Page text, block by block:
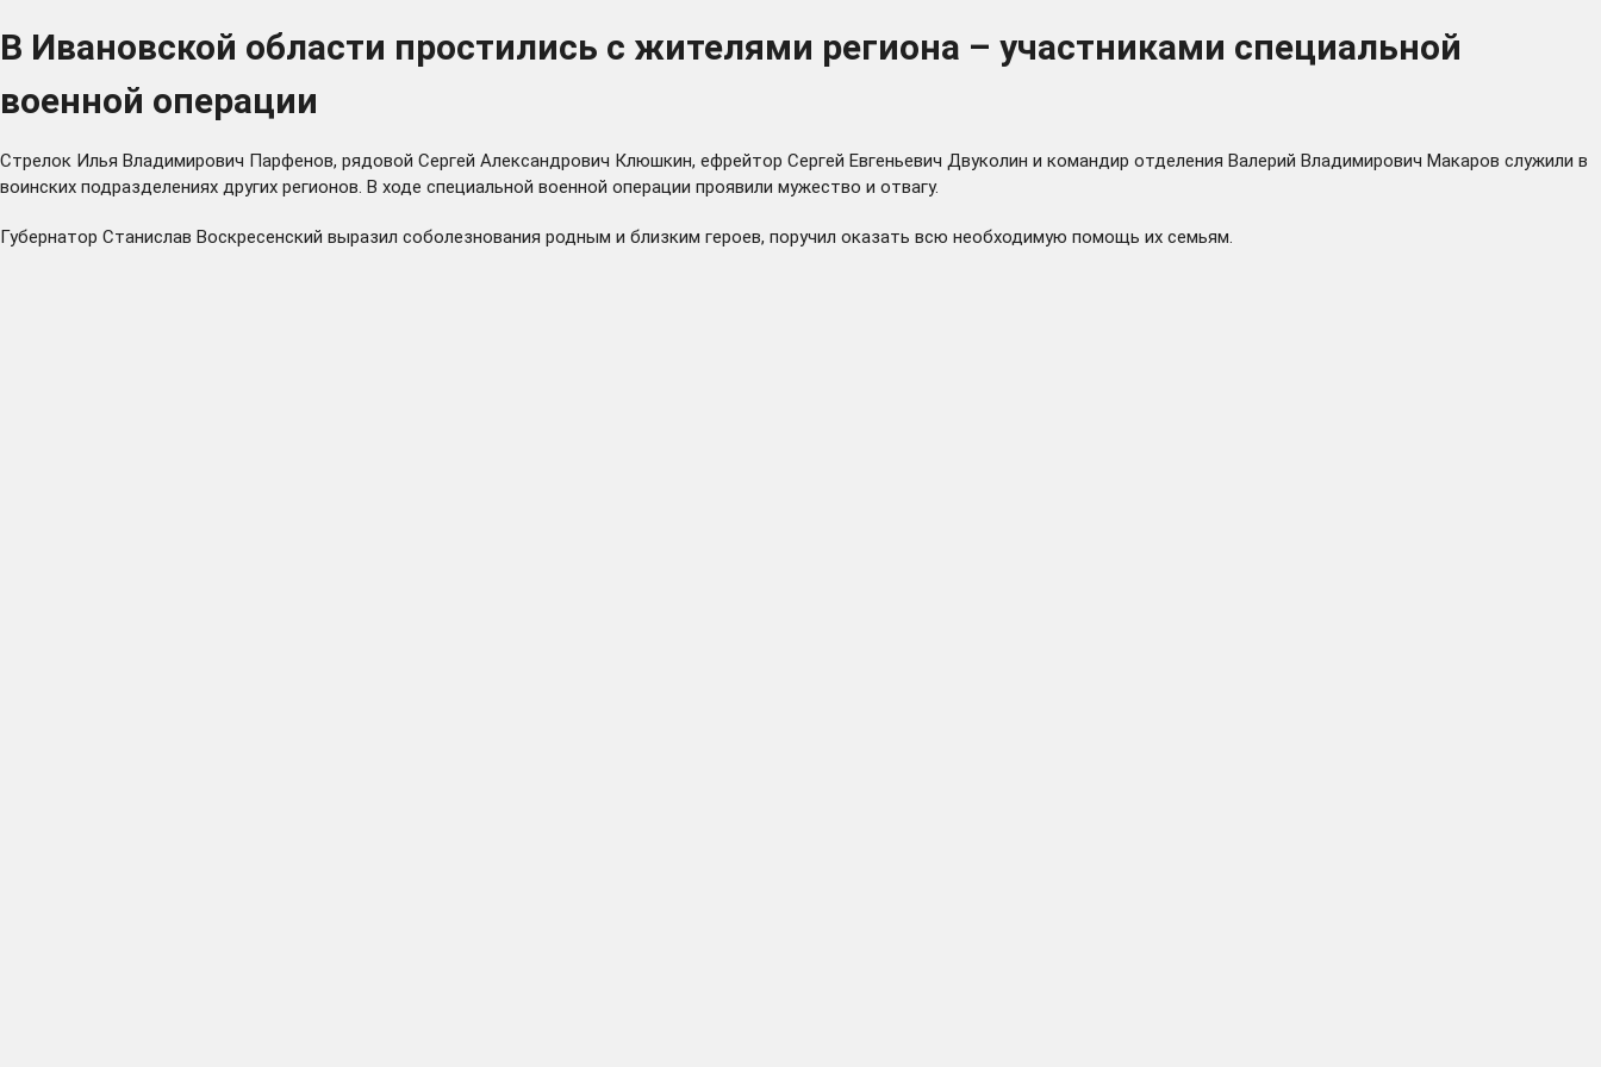
В Ивановской области простились с жителями региона – участниками специальной
военной операции
Стрелок Илья Владимирович Парфенов, рядовой Сергей Александрович Клюшкин, ефрейтор Сергей Евгеньевич Двуколин и командир отделения Валерий Владимирович Макаров служили в
воинских подразделениях других регионов. В ходе специальной военной операции проявили мужество и отвагу.
Губернатор Станислав Воскресенский выразил соболезнования родным и близким героев, поручил оказать всю необходимую помощь их семьям.